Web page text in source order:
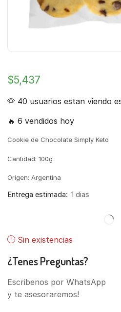
$5,437
40 usuarios estan viendo
🔥 6 vendidos hoy
Cookie de Chocolate Simply Keto
Cantidad: 100g
Origen: Argentina
Entrega estimada: 1 dias
Sin existencias
¿Tenes Preguntas?
Escribenos por WhatsApp
y te asesoraremos!